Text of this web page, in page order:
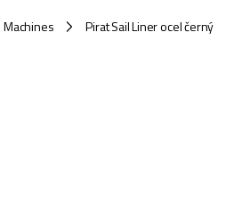
Machines / Pirat Sail Liner ocel černý